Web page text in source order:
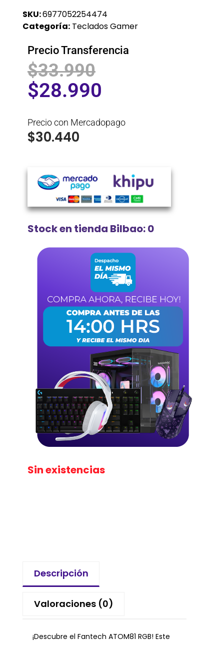
SKU:6977052254474
Categoría: Teclados Gamer
Precio Transferencia
$33.990
$28.990
Precio con Mercadopago
$30.440
Stock en tienda Bilbao: 0
Sin existencias
Descripción
Valoraciones (0)
¡Descubre el Fantech ATOM81 RGB! Este